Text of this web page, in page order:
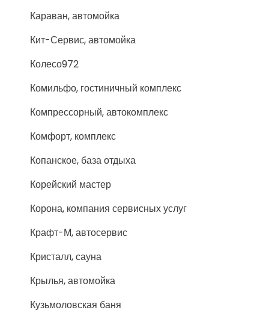
Караван, автомойка
Кит-Сервис, автомойка
Колесо972
Комильфо, гостиничный комплекс
Компрессорный, автокомплекс
Комфорт, комплекс
Копанское, база отдыха
Корейский мастер
Корона, компания сервисных услуг
Крафт-М, автосервис
Кристалл, сауна
Крылья, автомойка
Кузьмоловская баня